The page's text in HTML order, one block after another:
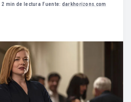
·2 min de lectura·Fuente: darkhorizons.com